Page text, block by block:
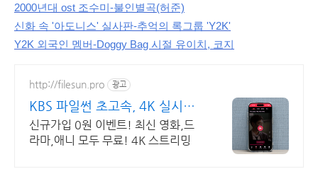
2000년대 ost 조수미-불인별곡(허준)
신화 속 '아도니스' 실사판-추억의 록그룹 'Y2K'
Y2K 외국인 멤버-Doggy Bag 시절 유이치, 코지
http://filesun.pro 광고
KBS 파일썬 초고속, 4K 실시간
보기!
신규가입 0원 이벤트! 최신 영화,드
라마,애니 모두 무료! 4K 스트리밍